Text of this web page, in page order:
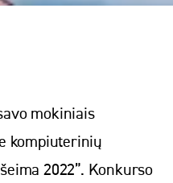
mokiniais
kompiuterinių
2022”. Konkurso